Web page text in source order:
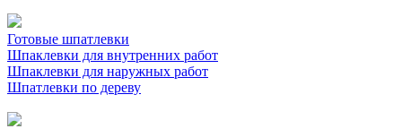
Готовые шпатлевки
Шпаклевки для внутренних работ
Шпаклевки для наружных работ
Шпатлевки по дереву